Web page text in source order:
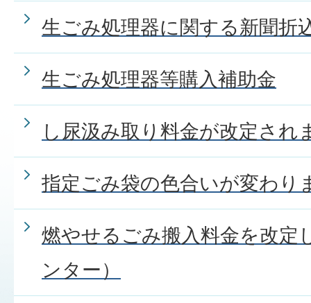
生ごみ処理器に関する新聞折
生ごみ処理器等購入補助金
し尿汲み取り料金が改定され
指定ごみ袋の色合いが変わり
燃やせるごみ搬入料金を改定
ンター）